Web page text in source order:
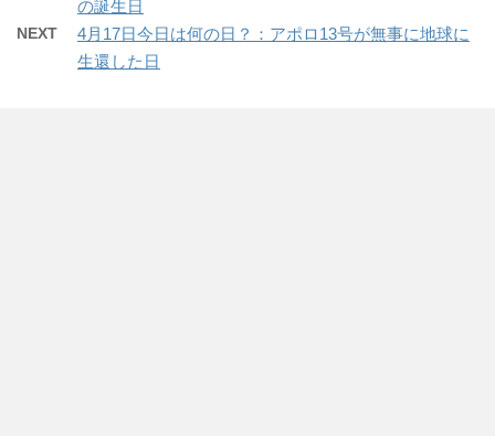
の誕生日
NEXT
4月17日今日は何の日？：アポロ13号が無事に地球に
生還した日